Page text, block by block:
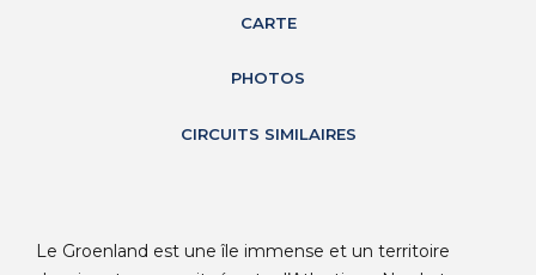
CARTE
PHOTOS
CIRCUITS SIMILAIRES
Le Groenland est une île immense et un territoire